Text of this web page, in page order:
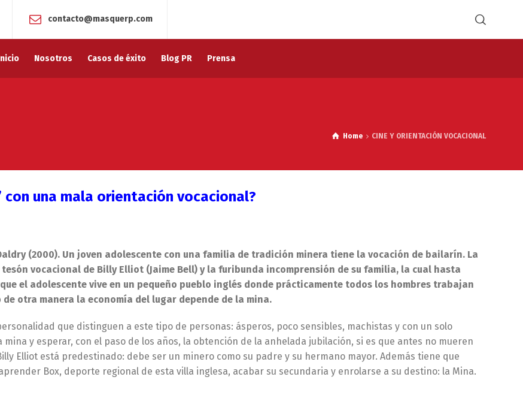
contacto@masquerp.com
Nosotros Casos de éxito Blog PR Prensa
Home CINE Y ORIENTACIÓN VOCACIONAL
con una mala orientación vocacional?
(2000). Un joven adolescente con una familia de tradición minera tiene la vocación de bailarín. La
vocacional de Billy Elliot (Jaime Bell) y la furibunda incomprensión de su familia, la cual hasta
el adolescente vive en un pequeño pueblo inglés donde prácticamente todos los hombres trabajan
de otra manera la economía del lugar depende de la mina.
que distinguen a este tipo de personas: ásperos, poco sensibles, machistas y con un solo
y esperar, con el paso de los años, la obtención de la anhelada jubilación, si es que antes no mueren
Elliot está predestinado: debe ser un minero como su padre y su hermano mayor. Además tiene que
Box, deporte regional de esta villa inglesa, acabar su secundaria y enrolarse a su destino: la Mina.